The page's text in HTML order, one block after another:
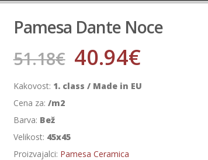
Pamesa Dante Noce
51.18€ 40.94€
Kakovost: 1. class / Made in EU
Cena za: /m2
Barva: Bež
Velikost: 45x45
Proizvajalci: Pamesa Ceramica